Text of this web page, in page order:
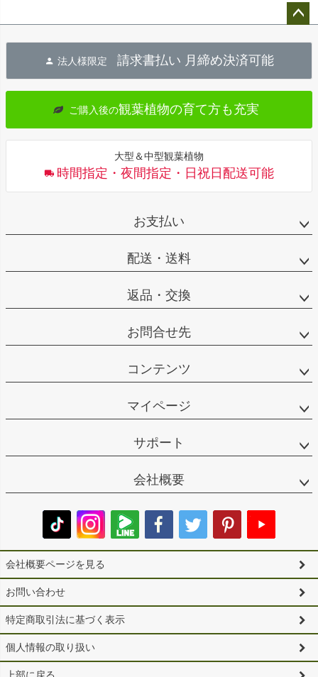
へ
法人様限定 請求書払い 月締め決済可能
ご購入後の観葉植物の育て方も充実
大型＆中型観葉植物
時間指定・夜間指定・日祝日配送可能
お支払い
配送・送料
返品・交換
お問合せ先
コンテンツ
マイページ
サポート
会社概要
会社概要ページを見る
お問い合わせ
特定商取引法に基づく表示
個人情報の取り扱い